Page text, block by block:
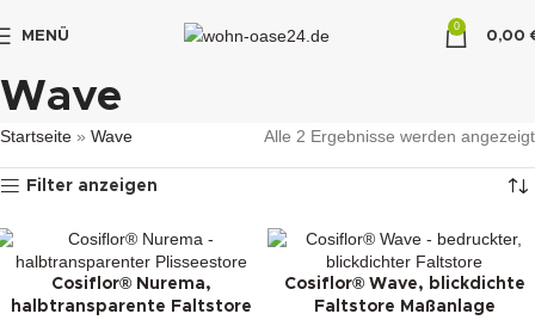
MENÜ
0
0,00
Wave
Startseite » Wave Alle 2 Ergebnisse werden angezeigt
Filter anzeigen
Cosiflor® Nurema,
halbtransparente Faltstore
Cosiflor® Wave, blickdichte
Faltstore Maßanlage